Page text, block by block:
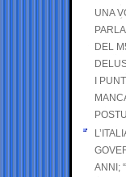
UNA
DEL
I
ANNI;